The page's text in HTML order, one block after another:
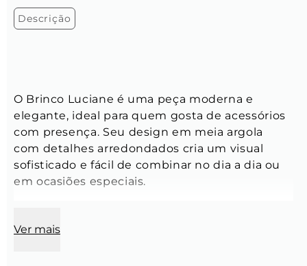
Descrição
O Brinco Luciane é uma peça moderna e
elegante, ideal para quem gosta de acessórios
com presença. Seu design em meia argola
com detalhes arredondados cria um visual
sofisticado e fácil de combinar no dia a dia ou
em ocasiões especiais.
Tamanho:
Ver mais